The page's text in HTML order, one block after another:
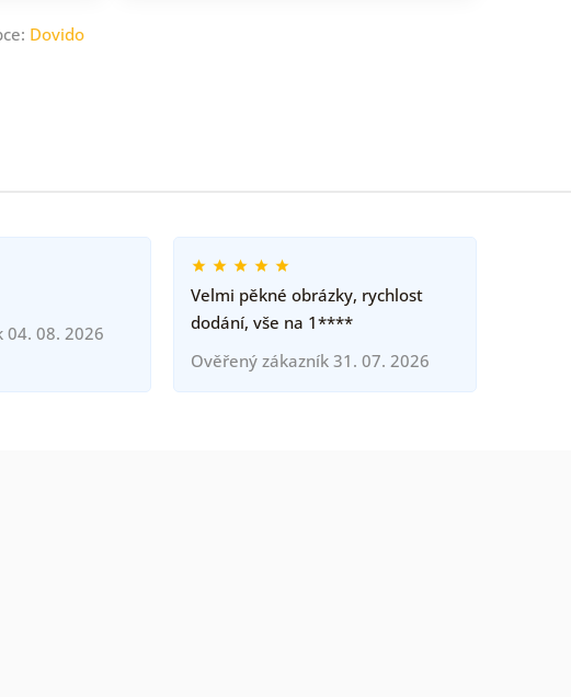
Dovido
04. 08. 2026
Velmi pěkné obrázky, rychlost
dodání, vše na 1****
Ověřený zákazník 31. 07. 2026